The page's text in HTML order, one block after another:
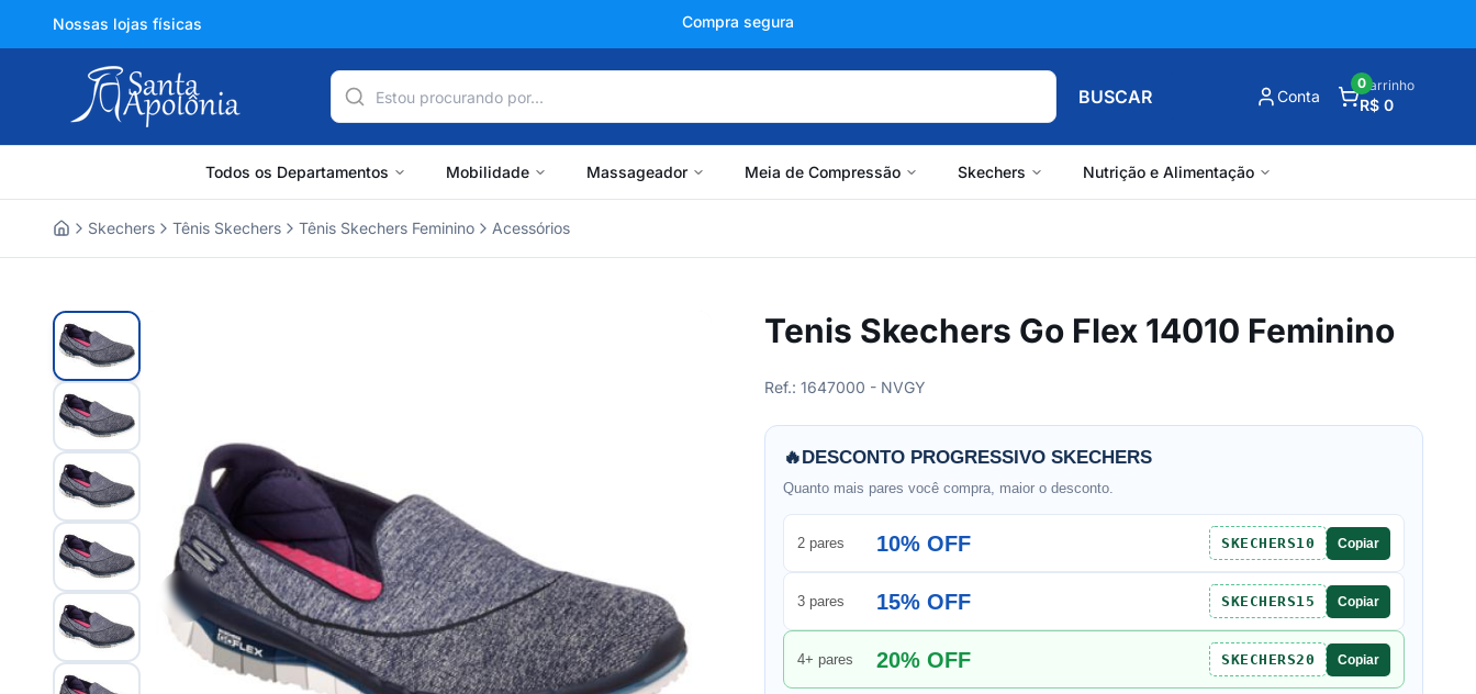
Nossas lojas físicas +150 mil avaliações
BUSCAR Conta
Carrinho
R$ 0
0
Todos os Departamentos Mobilidade Massageador Meia de Compressão Skechers Nutrição e Alimentação
Skechers Tênis Skechers Tênis Skechers Feminino Acessórios
Tenis Skechers Go Flex 14010 Feminino
Ref.: 1647000 - NVGY
🔥DESCONTO PROGRESSIVO SKECHERS
Quanto mais pares você compra, maior o desconto.
2 pares 10% OFF SKECHERS10 Copiar
3 pares 15% OFF SKECHERS15 Copiar
4+ pares 20% OFF SKECHERS20 Copiar